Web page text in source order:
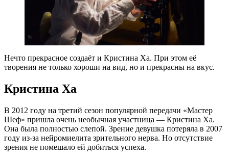
Нечто прекрасное создаёт и Кристина Ха. При этом её
творения не только хороши на вид, но и прекрасны на вкус.
Кристина Ха
В 2012 году на третий сезон популярной передачи «Мастер
Шеф» пришла очень необычная участница — Кристина Ха.
Она была полностью слепой. Зрение девушка потеряла в 2007
году из-за нейромиелита зрительного нерва. Но отсутствие
зрения не помешало ей добиться успеха.